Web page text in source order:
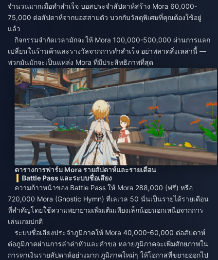
จำนวนมากเมื่อทำสำเร็จ บอสประจำสัปดาห์สร้าง Mora 60,000-
75,000 ต่อสัปดาห์จากบอสสามตัว บวกกับวัสดุพิเศษที่คุณต้องใช้อยู่
แล้ว
กิจกรรมจำกัดเวลามักจะให้ Mora 100,000-500,000 ผ่านการแลก
เปลี่ยนในร้านค้าและรางวัลจากการทำสำเร็จ อย่าพลาดสิ่งเหล่านี้ —
พวกมันมักจะเป็นแหล่ง Mora ที่มีประสิทธิภาพที่สุด
ตารางการฟาร์ม Mora รายสัปดาห์และรายเดือน
Battle Pass และระบบชื่อเสียง
ความก้าวหน้าของ Battle Pass ให้ Mora 288,000 (ฟรี) หรือ
720,000 Mora (Gnostic Hymn) ที่เลเวล 50 นั่นเป็นรายได้รายเดือน
ที่สำคัญโดยใช้ความพยายามเพิ่มเติมเพียงเล็กน้อยนอกเหนือจากการ
เล่นเกมปกติ
ระบบชื่อเสียงประจำภูมิภาคให้ Mora 40,000-60,000 ต่อสัปดาห์
ต่อภูมิภาคผ่านการล่าค่าหัวและคำขอ หลายภูมิภาคจะเพิ่มศักยภาพใน
การหาเงินรายสัปดาห์อย่างมาก ภูมิภาคใหม่ๆ ให้โอกาสที่ขยายออกไป